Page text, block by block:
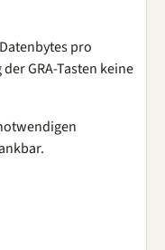
pro
GRA-Tasten keine